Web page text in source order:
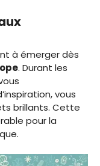
à émerger dès
. Durant les
vous
brillants. Cette
pour la